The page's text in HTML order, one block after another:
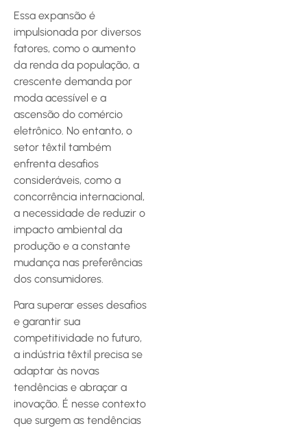
Essa expansão é
impulsionada por diversos
fatores, como o aumento
da renda da população, a
crescente demanda por
moda acessível e a
ascensão do comércio
eletrônico. No entanto, o
setor têxtil também
enfrenta desafios
consideráveis, como a
concorrência internacional,
a necessidade de reduzir o
impacto ambiental da
produção e a constante
mudança nas preferências
dos consumidores.
Para superar esses desafios
e garantir sua
competitividade no futuro,
a indústria têxtil precisa se
adaptar às novas
tendências e abraçar a
inovação. É nesse contexto
que surgem as tendências